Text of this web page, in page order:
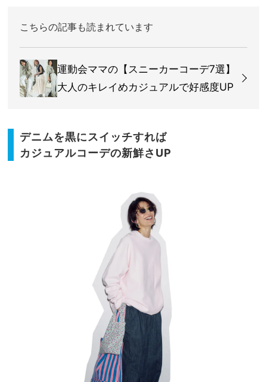
こちらの記事も読まれています
運動会ママの【スニーカーコーデ7選】
大人のキレイめカジュアルで好感度UP
デニムを黒にスイッチすれば
カジュアルコーデの新鮮さUP